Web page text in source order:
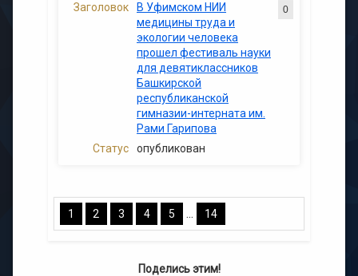
В Уфимском НИИ
медицины труда и
экологии человека
прошел фестиваль науки
для девятиклассников
Башкирской
республиканской
гимназии-интерната им.
Рами Гарипова
0
опубликован
1 2 3 4 5 ... 14
Поделись этим!